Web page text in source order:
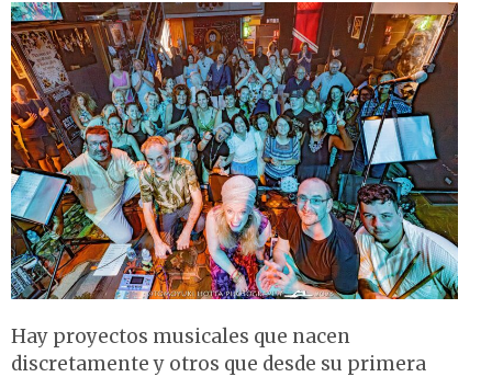
Hay proyectos musicales que nacen
discretamente y otros que desde su primera